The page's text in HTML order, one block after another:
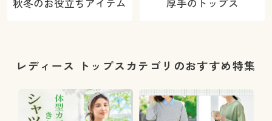
秋冬のお役立ちアイテム 厚手のトップス
レディース トップスカテゴリのおすすめ特集